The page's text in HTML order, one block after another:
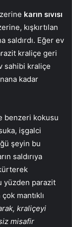
karın sıvısı
kışkırtılan
saldırdı. Eğer ev
kraliçe geri
sahibi kraliçe
kadar
benzeri kokusu
işgalci
şeyin bu
saldırıya
yüzden parazit
mantıklı
kraliçeyi
misafir